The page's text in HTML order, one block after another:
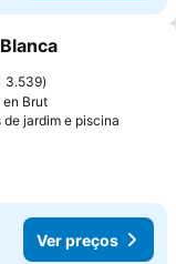
favoritos
3.539
en Brut
jardim e piscina
Ver preços